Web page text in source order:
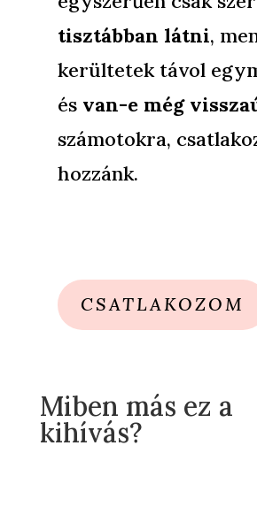
tisztábban látni,
kerültetek távol
és van-e még
számotokra,
hozzánk.
CSATLAKOZOM
Miben más ez a
kihívás?